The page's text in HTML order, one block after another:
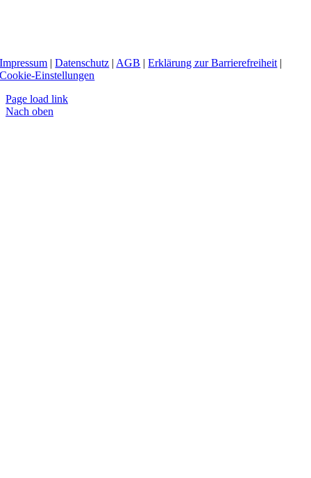
Impressum |Datenschutz | AGB |Erklärung zur Barrierefreiheit |
Cookie-Einstellungen
Page load link
Nach oben